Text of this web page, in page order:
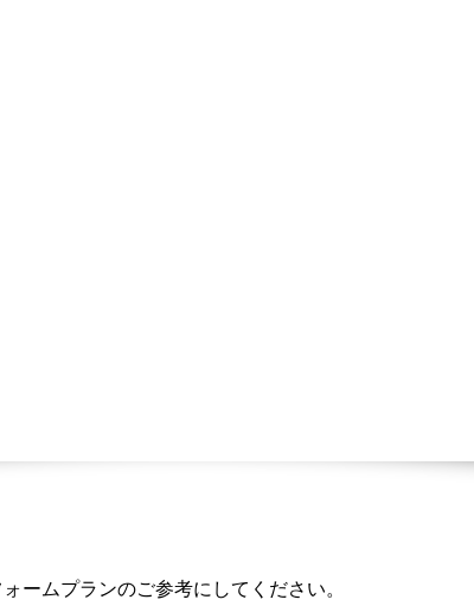
ームプランのご参考にしてください。